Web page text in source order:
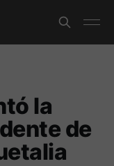
la
de